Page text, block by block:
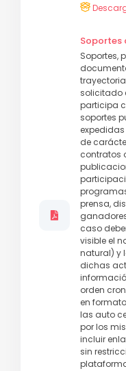
Soportes
Soportes,
solicitado
participa
soportes
de
contratos
prensa,
caso
visible el
natural) y
dichas
orden
en
las auto
por los
incluir
sin